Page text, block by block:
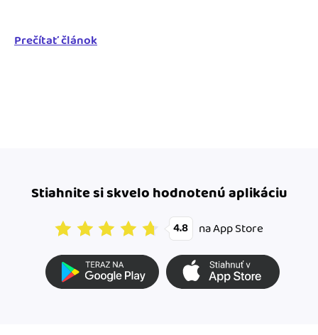
Prečítať článok
Stiahnite si skvelo hodnotenú aplikáciu
4.8 na App Store